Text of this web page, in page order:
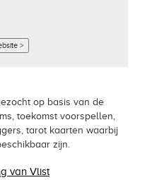
>
op basis van de
toekomst voorspellen,
tarot kaarten waarbij
zijn.
van Vlist